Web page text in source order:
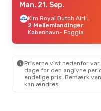
Ons. 30. Sep.
Klm Royal Dutch Airlines
2 Mellemlandinger
København- Foggia
Foggia- København
Tor. 22. Okt. - Søn. 25.
Air France2
Man. 21. Sep.
Klm Royal Dutch Airlines
2 Mellemlandinger
København- Foggia
Priserne vist nedenfor
dage for den angivne
endelige pris. Bemærk
kan ændres.